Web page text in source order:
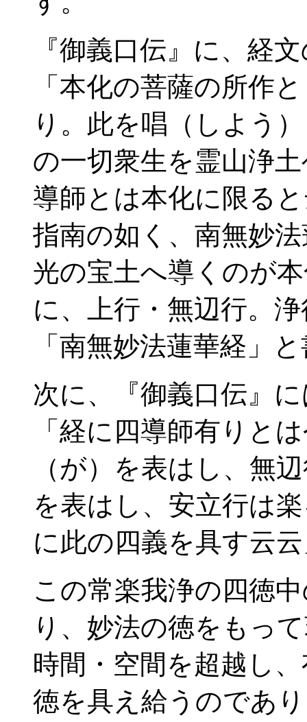
『御義口伝』に、経
「本化の菩薩の所作
り。此を唱（しよう
の一切衆生を霊山浄
導師とは本化に限る
指南の如く、南無妙
光の宝土へ導くのが
に、上行・無辺行。
「南無妙法蓮華経」
次に、『御義口伝』
「経に四導師有りと
（が）を表はし、無
を表はし、安立行は
に此の四義を具す云
この常楽我浄の四徳
り、妙法の徳をもっ
時間・空間を超越し
徳を具え給うのであ